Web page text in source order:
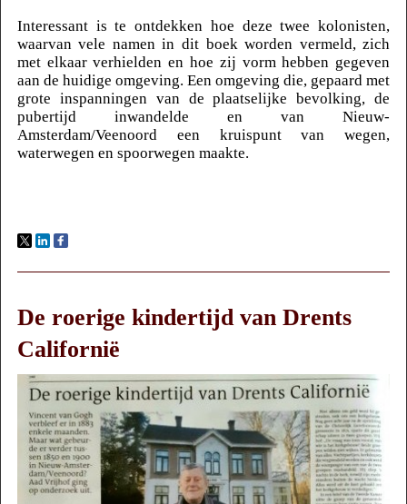
Interessant is te ontdekken hoe deze twee kolonisten,
waarvan vele namen in dit boek worden vermeld, zich
met elkaar verhielden en hoe zij vorm hebben gegeven
aan de huidige omgeving. Een omgeving die, gepaard met
grote inspanningen van de plaatselijke bevolking, de
pubertijd inwandelde en van Nieuw-
Amsterdam/Veenoord een kruispunt van wegen,
waterwegen en spoorwegen maakte.
De roerige kindertijd van Drents
Californië